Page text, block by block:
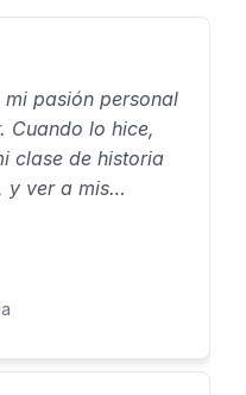
pasión personal
Cuando lo hice,
y ver a mis
participando y